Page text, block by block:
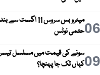
06
میٹرو بس سروس 11
حتمی نوٹس
09سونے کی قیمت میں مسلسل تیسرے
کہاں تک جا پہنچا؟